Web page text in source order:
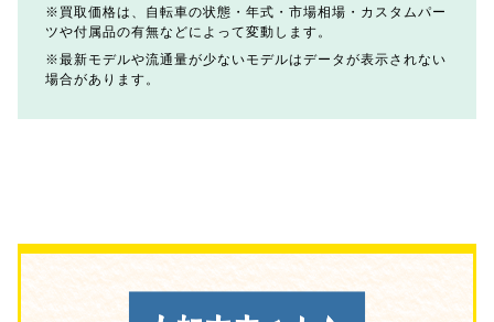
買取価格は、自転車の状態・年式・市場相場・カスタムパー
ツや付属品の有無などによって変動します。
最新モデルや流通量が少ないモデルはデータが表示されない
場合があります。